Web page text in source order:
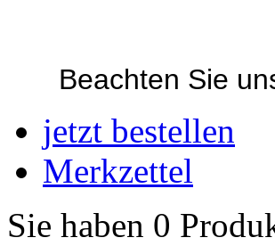
Beachten Sie
jetzt bestellen
Merkzettel
Sie haben 0